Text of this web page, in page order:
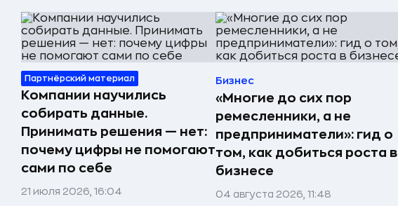
Партнёрский материал
Компании научились
собирать данные.
Принимать решения — нет:
почему цифры не помогают
сами по себе
21 июля 2026, 16:04
Бизнес
«Многие до сих пор
ремесленники, а не
предприниматели»: гид о
том, как добиться роста в
бизнесе
04 августа 2026, 11:48